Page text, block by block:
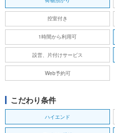
控室付き
1時間から利用可
設営、片付けサービス
Web予約可
こだわり条件
ハイエンド